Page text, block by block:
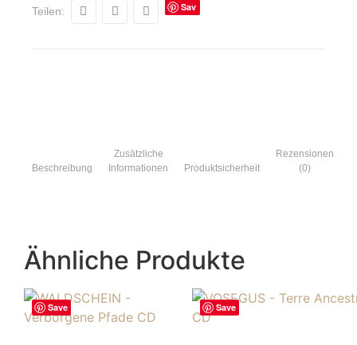
Teilen:
Sav
Beschreibung
Zusätzliche
Informationen
Produktsicherheit
Rezensionen
(0)
Ähnliche Produkte
Save Save